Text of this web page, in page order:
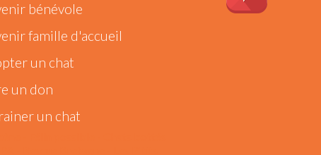
bénévole
famille d'accueil
un chat
un don
un chat